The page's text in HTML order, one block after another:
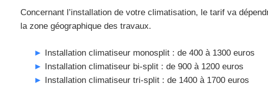
Concernant l’installation de votre climatisation, le tarif va
la zone géographique des travaux.
Installation climatiseur monosplit : de 400 à 1300 euros
Installation climatiseur bi-split : de 900 à 1200 euros
Installation climatiseur tri-split : de 1400 à 1700 euros